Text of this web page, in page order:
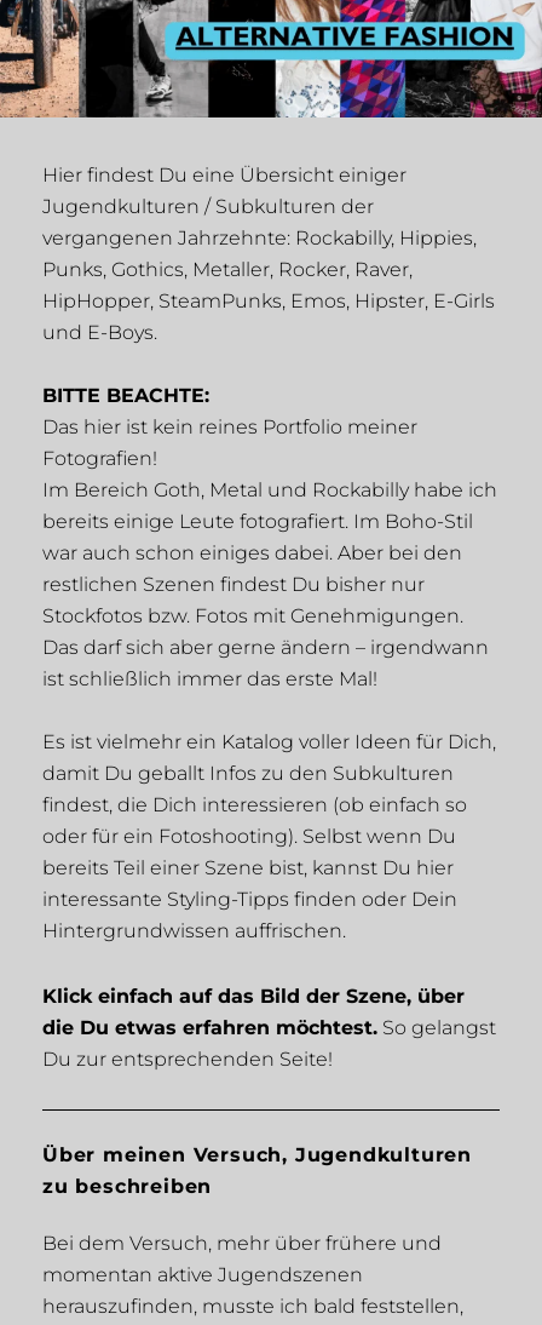
Hier findest Du eine Übersicht einiger
Jugendkulturen / Subkulturen der
vergangenen Jahrzehnte: Rockabilly, Hippies,
Punks, Gothics, Metaller, Rocker, Raver,
HipHopper, SteamPunks, Emos, Hipster, E-Girls
und E-Boys.
BITTE BEACHTE:
Das hier ist kein reines Portfolio meiner
Fotografien!
Im Bereich Goth, Metal und Rockabilly habe ich
bereits einige Leute fotografiert. Im Boho-Stil
war auch schon einiges dabei. Aber bei den
restlichen Szenen findest Du bisher nur
Stockfotos bzw. Fotos mit Genehmigungen.
Das darf sich aber gerne ändern – irgendwann
ist schließlich immer das erste Mal!
Es ist vielmehr ein Katalog voller Ideen für Dich,
damit Du geballt Infos zu den Subkulturen
findest, die Dich interessieren (ob einfach so
oder für ein Fotoshooting). Selbst wenn Du
bereits Teil einer Szene bist, kannst Du hier
interessante Styling-Tipps finden oder Dein
Hintergrundwissen auffrischen.
Klick einfach auf das Bild der Szene, über
die Du etwas erfahren möchtest. So gelangst
Du zur entsprechenden Seite!
Über meinen Versuch, Jugendkulturen
zu beschreiben
Bei dem Versuch, mehr über frühere und
momentan aktive Jugendszenen
herauszufinden, musste ich bald feststellen,